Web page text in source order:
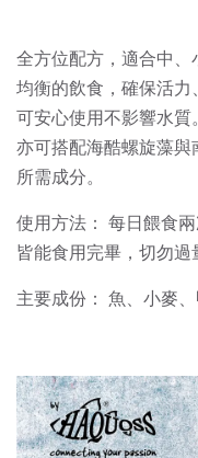
全方位配方，適合中
均衡的飲食，確保活力
可安心使用不影響水質
亦可搭配海酷螺旋藻
所需成分。
使用方法： 每日餵食
皆能食用完畢，切勿過
主要成份： 魚、小麥